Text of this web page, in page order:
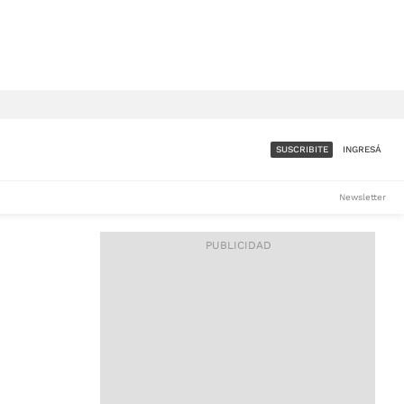
ACCESO FULL - $1.800/MES
SUSCRIBITE INGRESÁ
Newsletter